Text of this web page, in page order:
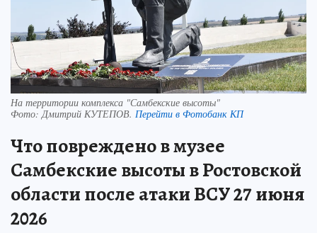
На территории комплекса "Самбекские высоты"
Фото:Дмитрий КУТЕПОВ. Перейти в Фотобанк КП
Что повреждено в музее
Самбекские высоты в Ростовской
области после атаки ВСУ 27 июня
2026